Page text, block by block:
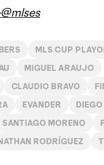
@mlses
MLS CUP
MIGUEL ARAUJO
CLAUDIO BRAVO
EVANDER
SANTIAGO MORENO
RODRÍGUEZ